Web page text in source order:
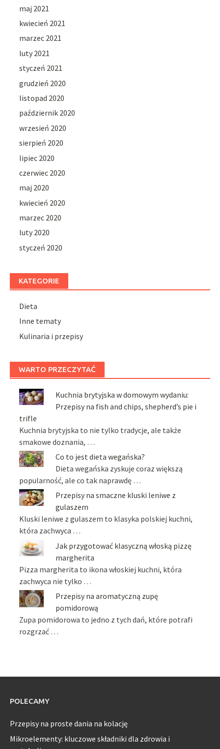
maj 2021
kwiecień 2021
marzec 2021
luty 2021
styczeń 2021
grudzień 2020
listopad 2020
październik 2020
wrzesień 2020
sierpień 2020
lipiec 2020
czerwiec 2020
maj 2020
kwiecień 2020
marzec 2020
luty 2020
styczeń 2020
KATEGORIE
Dieta
Inne tematy
Kulinaria i przepisy
WARTO PRZECZYTAĆ
Kuchnia brytyjska w domowym wydaniu:
Przepisy na fish and chips, shepherd’s pie i
trifle
Kuchnia brytyjska to nie tylko tradycje, ale także
smakowe doznania, …
Co to jest dieta wegańska?
Dieta wegańska zyskuje coraz większą
popularność, ale co tak naprawdę …
Przepisy na smaczne kluski leniwe z
gulaszem
Kluski leniwe z gulaszem to klasyka polskiej kuchni,
która zachwyca …
Jak przygotować klasyczną włoską pizzę
margherita
Pizza margherita to ikona włoskiej kuchni, która
zachwyca nie tylko …
Przepisy na aromatyczną zupę
pomidorową
Zupa pomidorowa to jedno z tych dań, które potrafi
rozgrzać …
POLECAMY
Przepisy na proste dania na kolację
Mikroelementy: kluczowe składniki dla zdrowia i